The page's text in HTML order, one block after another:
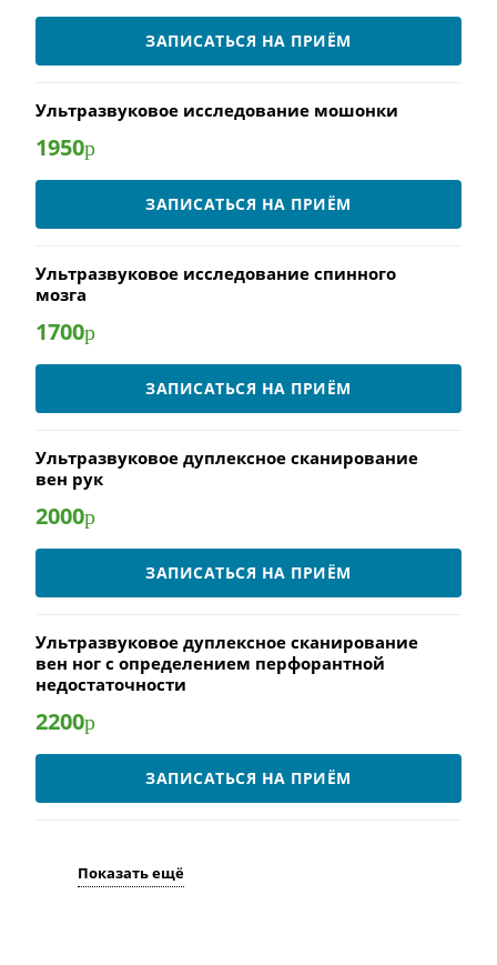
ЗАПИСАТЬСЯ НА ПРИЁМ
Ультразвуковое исследование мошонки
1950р
ЗАПИСАТЬСЯ НА ПРИЁМ
Ультразвуковое исследование спинного
мозга
1700р
ЗАПИСАТЬСЯ НА ПРИЁМ
Ультразвуковое дуплексное сканирование
вен рук
2000р
ЗАПИСАТЬСЯ НА ПРИЁМ
Ультразвуковое дуплексное сканирование
вен ног с определением перфорантной
недостаточности
2200р
ЗАПИСАТЬСЯ НА ПРИЁМ
Показать ещё